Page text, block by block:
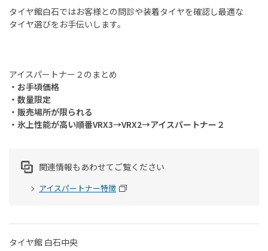
タイヤ館白石ではお客様との問診や装着タイヤを確認し最適な
タイヤ選びをお手伝いします。
アイスパートナー２のまとめ
・お手頃価格
・数量限定
・販売場所が限られる
・氷上性能が高い順番VRX3→VRX2→アイスパートナー２
関連情報もあわせてご覧ください
アイスパートナー特徴
タイヤ館 白石中央